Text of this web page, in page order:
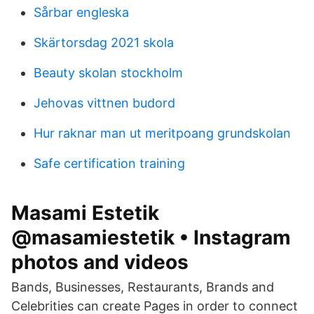
Sårbar engleska
Skärtorsdag 2021 skola
Beauty skolan stockholm
Jehovas vittnen budord
Hur raknar man ut meritpoang grundskolan
Safe certification training
Masami Estetik
@masamiestetik • Instagram
photos and videos
Bands, Businesses, Restaurants, Brands and
Celebrities can create Pages in order to connect